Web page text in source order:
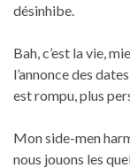
désinhibe.
Bah, c’est la vie,
l’annonce des
est rompu, plus
Mon side-men
nous jouons les